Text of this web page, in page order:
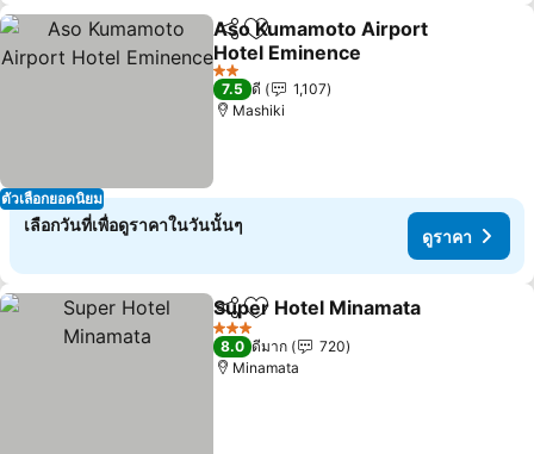
ตัวเลือกยอดนิยม
แชร์ เพิ่มในรายการโปรด
Aso Kumamoto Airport
Hotel Eminence
2 ดาว
7.5 ดี
1,107
Mashiki
เลือกวันที่เพื่อดูราคาในวันนั้นๆ
ดูราคา
แชร์ เพิ่มในรายการโปรด
Super Hotel Minamata
3 ดาว
8.0 ดีมาก
720
Minamata